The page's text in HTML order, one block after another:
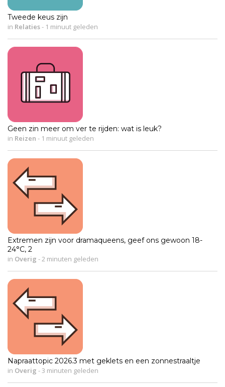
Tweede keus zijn
in Relaties- 1 minuut geleden
Geen zin meer om ver te rijden: wat is leuk?
in Reizen - 1 minuut geleden
Extremen zijn voor dramaqueens, geef ons gewoon 18-
24°C, 2
in Overig -2 minuten geleden
Napraattopic 2026.3 met geklets en een zonnestraaltje
in Overig -3 minuten geleden